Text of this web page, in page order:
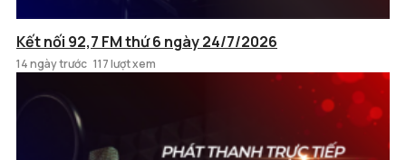
Kết nối 92,7 FM thứ 6 ngày 24/7/2026
14 ngày trước 117 lượt xem